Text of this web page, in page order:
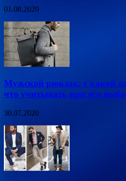
01.08.2020
Мужской рюкзак: с какой
что учитывать при его
30.07.2020